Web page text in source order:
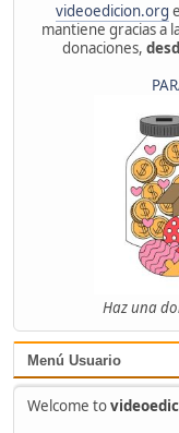
videoedicion.org
mantiene gracias a
donaciones,
Haz una
Menú Usuario
Welcome to